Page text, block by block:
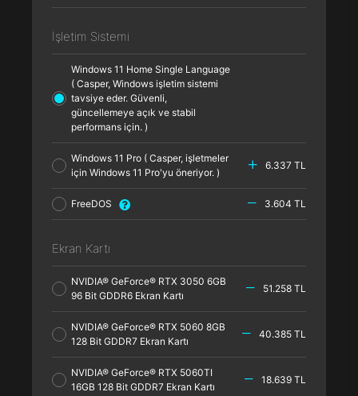
İşletim Sistemi
Windows 11 Home Single Language
( Casper, Windows işletim sistemi
tavsiye eder. Güvenli,
güncellemeye açık ve stabil
performans için. )
Windows 11 Pro ( Casper, işletmeler
için Windows 11 Pro'yu öneriyor. )
6.337 TL
FreeDOS 3.604 TL
Ekran Kartı
NVIDIA® GeForce® RTX 3050 6GB
96 Bit GDDR6 Ekran Kartı
51.258 TL
NVIDIA® GeForce® RTX 5060 8GB
128 Bit GDDR7 Ekran Kartı
40.385 TL
NVIDIA® GeForce® RTX 5060TI
16GB 128 Bit GDDR7 Ekran Kartı
18.639 TL